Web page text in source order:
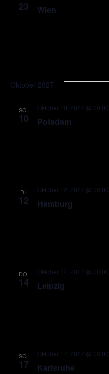
23 Wien
Oktober 2027
SO.
10 Potsdam
Oktober 10, 2027 @ 00:00
DI.
12 Hamburg
Oktober 12, 2027 @ 00:00
DO.
14 Leipzig
Oktober 14, 2027 @ 00:00
SO.
17 Karlsruhe
Oktober 17, 2027 @ 00:00